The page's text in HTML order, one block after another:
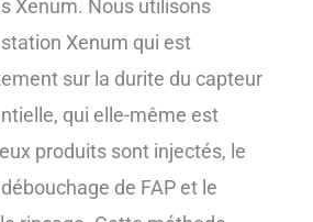
Xenum. Nous utilisons
Xenum qui est
sur la durite du capteur
qui elle-même est
produits sont injectés, le
de FAP et le